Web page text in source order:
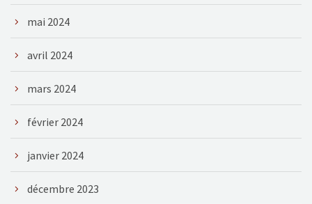
mai 2024
avril 2024
mars 2024
février 2024
janvier 2024
décembre 2023